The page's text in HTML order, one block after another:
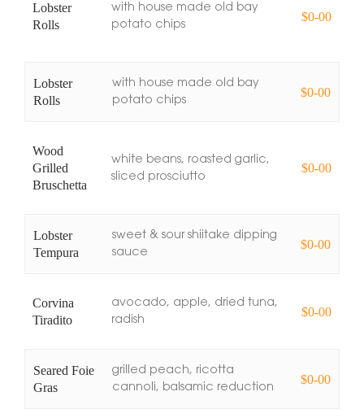
Lobster
Rolls
with house made old bay
potato chips
$0-00
Lobster
Rolls
with house made old bay
potato chips
$0-00
Wood
Grilled
Bruschetta
white beans, roasted garlic,
sliced prosciutto
$0-00
Lobster
Tempura
sweet & sour shiitake dipping
sauce
$0-00
Corvina
Tiradito
avocado, apple, dried tuna,
radish
$0-00
Seared Foie
Gras
grilled peach, ricotta
cannoli, balsamic reduction
$0-00